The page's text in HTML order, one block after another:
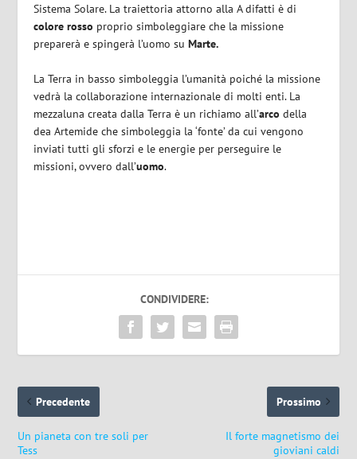
Sistema Solare. La traiettoria attorno alla A difatti è di
colore rosso proprio simboleggiare che la missione
preparerà e spingerà l’uomo suMarte.
La Terra in basso simboleggia l’umanità poiché la missione
vedrà la collaborazione internazionale di molti enti. La
mezzaluna creata dalla Terra è un richiamo all’arco della
dea Artemide che simboleggia la ‘fonte’ da cui vengono
inviati tutti gli sforzi e le energie per perseguire le
missioni, ovvero dall’uomo.
CONDIVIDERE:
Precedente
Un pianeta con tre soli per
Tess
Prossimo
Il forte magnetismo dei
gioviani caldi